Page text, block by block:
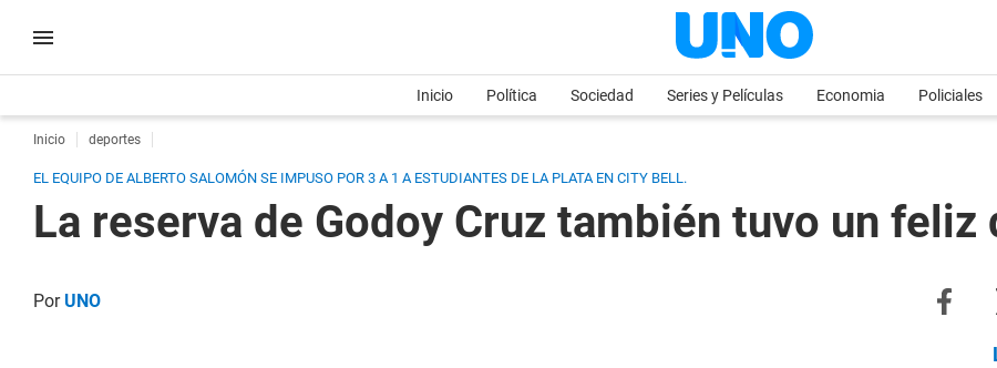
Inicio Política Sociedad Series y Películas Economia Policiales
Inicio deportes
EL EQUIPO DE ALBERTO SALOMÓN SE IMPUSO POR 3 A 1 A ESTUDIANTES DE LA PLATA EN CITY BELL.
La reserva de Godoy Cruz también tuvo un feliz
PorUNO